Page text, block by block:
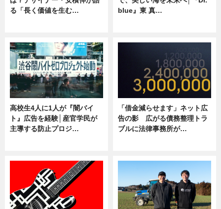
る「長く価値を生む…
blue』東 真…
高校生4人に1人が『闇バイ
ト』広告を経験│産官学民が
主導する防止プロジ…
「借金減らせます」ネット広
告の影 広がる債務整理トラ
ブルに法律事務所が…